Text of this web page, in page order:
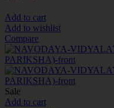
Add to cart
Add to wishlist
Compare
Sale
Add to cart